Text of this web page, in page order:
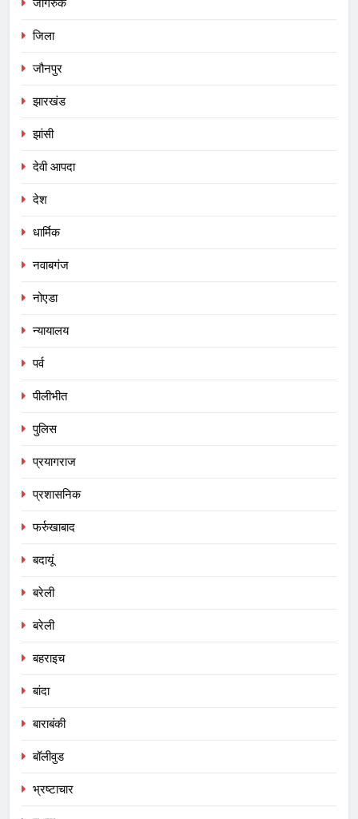
जिला
जौनपुर
झारखंड
झांसी
देवी आपदा
देश
धार्मिक
नवाबगंज
नोएडा
न्यायालय
पर्व
पीलीभीत
पुलिस
प्रयागराज
प्रशासनिक
फर्रुखाबाद
बदायूं
बरेली
बरेली
बहराइच
बांदा
बाराबंकी
बॉलीवुड
भ्रष्टाचार